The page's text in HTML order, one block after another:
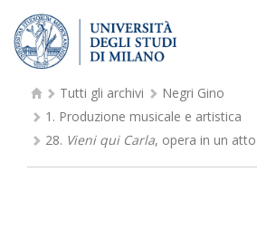
Tutti gli archivi
Negri Gino
1. Produzione musicale e artistica
28. Vieni qui Carla, opera in un atto